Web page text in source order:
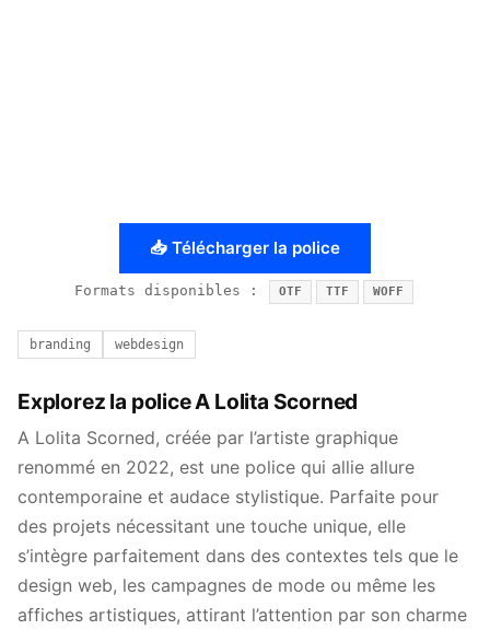
📥 Télécharger la police
Formats disponibles : OTF TTF WOFF
branding webdesign
Explorez la police A Lolita Scorned
A Lolita Scorned, créée par l’artiste graphique
renommé en 2022, est une police qui allie allure
contemporaine et audace stylistique. Parfaite pour
des projets nécessitant une touche unique, elle
s’intègre parfaitement dans des contextes tels que le
design web, les campagnes de mode ou même les
affiches artistiques, attirant l’attention par son charme